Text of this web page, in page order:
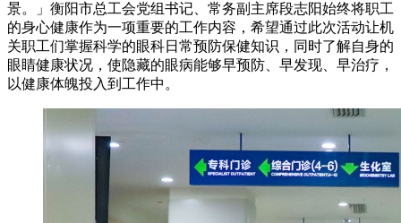
景。」衡阳市总工会党组书记、常务副主席段志阳始终将职工
的身心健康作为一项重要的工作内容，希望通过此次活动让机
关职工们掌握科学的眼科日常预防保健知识，同时了解自身的
眼睛健康状况，使隐藏的眼病能够早预防、早发现、早治疗，
以健康体魄投入到工作中。